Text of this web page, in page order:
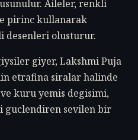
Aileler, renkli
pirinc kullanarak
olusturur.
giyer, Lakshmi Puja
etrafina siralar halinde
kuru yemis degisimi,
guclendiren sevilen bir